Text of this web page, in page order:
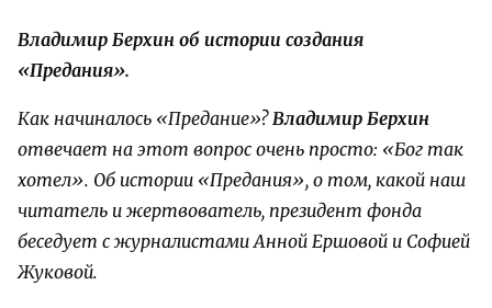
Владимир Берхин об истории создания
«Предания».
Как начиналось «Предание»?Владимир Берхин
отвечает на этот вопрос очень просто: «Бог так
хотел». Об истории «Предания», о том, какой наш
читатель и жертвователь, президент фонда
беседует с журналистами Анной Ершовой и Софией
Жуковой.